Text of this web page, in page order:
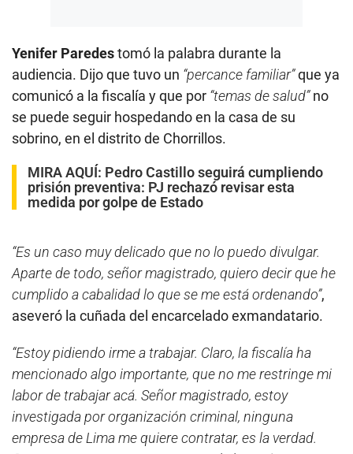
Yenifer Paredestomó la palabra durante la
audiencia. Dijo que tuvo un “percance familiar”que ya
comunicó a la fiscalía y que por “temas de salud”no
se puede seguir hospedando en la casa de su
sobrino, en el distrito de Chorrillos.
MIRA AQUÍ: Pedro Castillo seguirá cumpliendo
prisión preventiva: PJ rechazó revisar esta
medida por golpe de Estado
“Es un caso muy delicado que no lo puedo divulgar.
Aparte de todo, señor magistrado, quiero decir que he
cumplido a cabalidad lo que se me está ordenando”,
aseveró la cuñada del encarcelado exmandatario.
“Estoy pidiendo irme a trabajar. Claro, la fiscalía ha
mencionado algo importante, que no me restringe mi
labor de trabajar acá. Señor magistrado, estoy
investigada por organización criminal, ninguna
empresa de Lima me quiere contratar, es la verdad.